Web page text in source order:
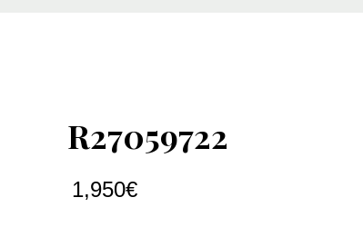
R27059722
1,950€